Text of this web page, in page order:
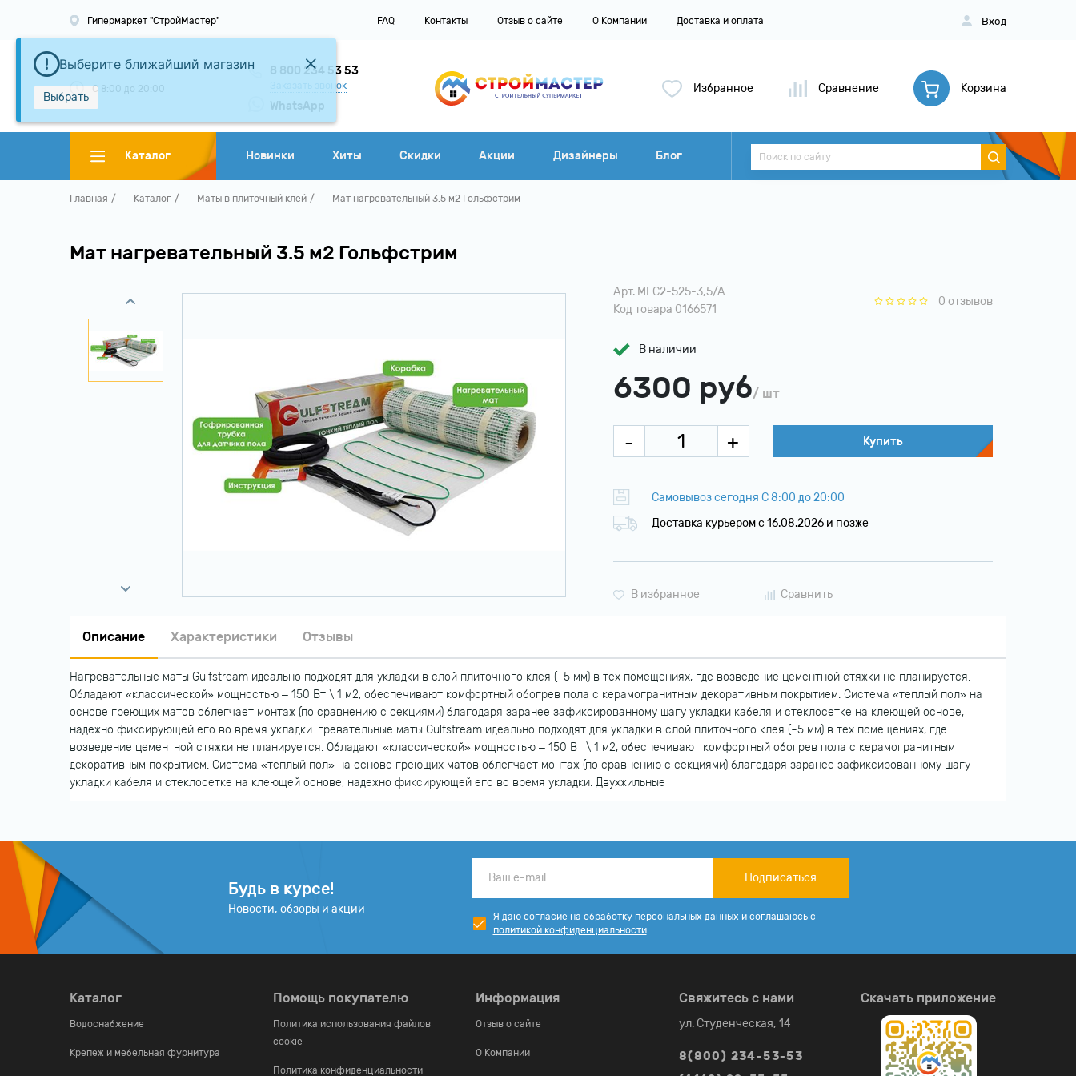
Гипермаркет "СтройМастер" FAQ Контакты Отзыв о сайте О Компании Доставка и оплата Вход
С 8:00 до 20:00
8 800 234 53 53
Заказать звонок
WhatsApp
Избранное Сравнение Корзина
Каталог Новинки Хиты Скидки Акции Дизайнеры Блог
Главная Каталог Маты в плиточный клей Мат нагревательный 3.5 м2 Гольфстрим
Мат нагревательный 3.5 м2 Гольфстрим
Арт. МГС2-525-3,5/А
Код товара 0166571
0 отзывов
В наличии
6300 руб/ шт
Купить
Самовывоз сегодня С 8:00 до 20:00
Доставка курьером c 16.08.2026 и позже
В избранное Сравнить
Описание Характеристики Отзывы
Нагревательные маты Gulfstream идеально подходят для укладки в слой плиточного клея (~5 мм) в тех помещениях, где возведение цементной стяжки не планируется.
Обладают «классической» мощностью – 150 Вт \ 1 м2, обеспечивают комфортный обогрев пола с керамогранитным декоративным покрытием. Система «теплый пол» на
основе греющих матов облегчает монтаж (по сравнению с секциями) благодаря заранее зафиксированному шагу укладки кабеля и стеклосетке на клеющей основе,
надежно фиксирующей его во время укладки. гревательные маты Gulfstream идеально подходят для укладки в слой плиточного клея (~5 мм) в тех помещениях, где
возведение цементной стяжки не планируется. Обладают «классической» мощностью – 150 Вт \ 1 м2, обеспечивают комфортный обогрев пола с керамогранитным
декоративным покрытием. Система «теплый пол» на основе греющих матов облегчает монтаж (по сравнению с секциями) благодаря заранее зафиксированному шагу
укладки кабеля и стеклосетке на клеющей основе, надежно фиксирующей его во время укладки. Двухжильные
Будь в курсе!
Новости, обзоры и акции
Подписаться
Я даю согласие на обработку персональных данных и соглашаюсь с
политикой конфиденциальности
Каталог
Водоснабжение
Крепеж и мебельная фурнитура
Помощь покупателю
Политика использования файлов
cookie
Политика конфиденциальности
Информация
Отзыв о сайте
О Компании
Свяжитесь с нами
ул. Студенческая, 14
8(800) 234-53-53
Скачать приложение
Выберите ближайший магазин
Выбрать